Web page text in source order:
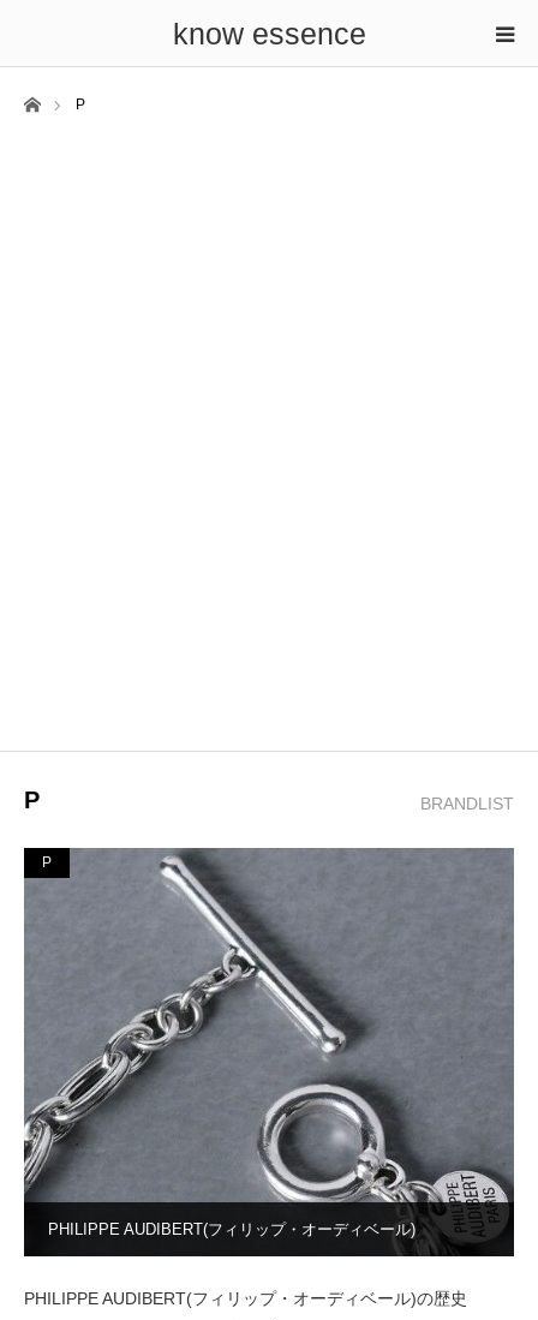
know essence
ホームP
P BRANDLIST
P
PHILIPPE AUDIBERT(フィリップ・オーディベール)
PHILIPPE AUDIBERT(フィリップ・オーディベール)の歴史